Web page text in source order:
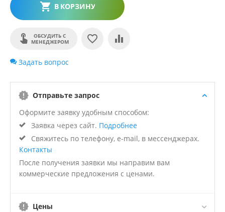
В КОРЗИНУ
ОБСУДИТЬ С
МЕНЕДЖЕРОМ
Задать вопрос
Отправьте запрос
Оформите заявку удобным способом:
Заявка через сайт. Подробнее
Свяжитесь по телефону, e-mail, в мессенджерах.
Контакты
После получения заявки мы направим вам
коммерческие предложения с ценами.
Цены